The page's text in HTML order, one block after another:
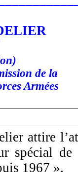
de la
Armées
attire
spécial
1967 ».